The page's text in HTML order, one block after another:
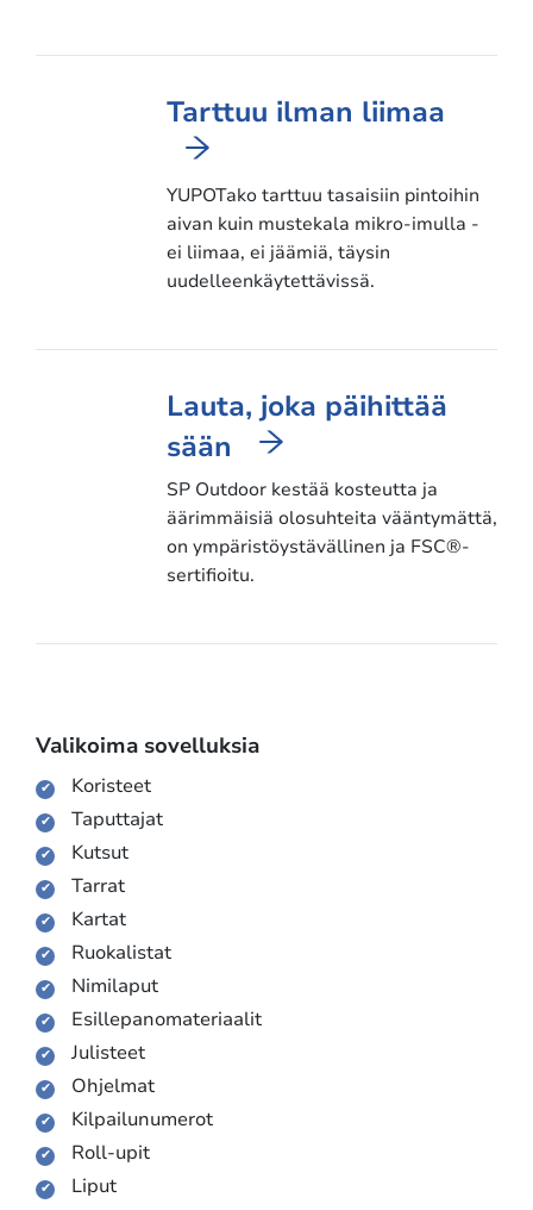
Tarttuu ilman liimaa
YUPOTako tarttuu tasaisiin pintoihin
aivan kuin mustekala mikro-imulla -
ei liimaa, ei jäämiä, täysin
uudelleenkäytettävissä.
Lauta, joka päihittää
sään
SP Outdoor kestää kosteutta ja
äärimmäisiä olosuhteita vääntymättä,
on ympäristöystävällinen ja FSC®-
sertifioitu.
Valikoima sovelluksia
Koristeet
Taputtajat
Kutsut
Tarrat
Kartat
Ruokalistat
Nimilaput
Esillepanomateriaalit
Julisteet
Ohjelmat
Kilpailunumerot
Roll-upit
Liput